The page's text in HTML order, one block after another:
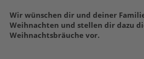
Wir wünschen dir und deiner
Weihnachten und stellen dir dazu
Weihnachtsbräuche vor.